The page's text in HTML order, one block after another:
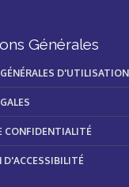
Générales
D'UTILISATION
CONFIDENTIALITÉ
D'ACCESSIBILITÉ